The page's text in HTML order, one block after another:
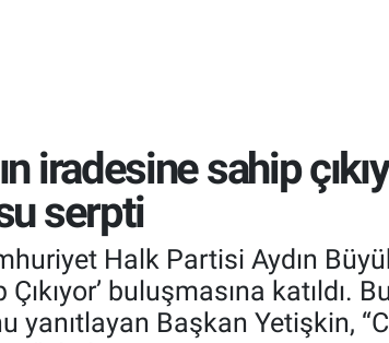
iradesine sahip
serpti
Halk Partisi Aydın
buluşmasına katıldı.
yanıtlayan Başkan Yetişkin,